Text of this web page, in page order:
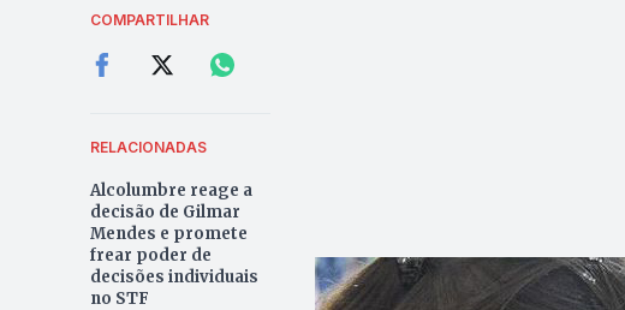
COMPARTILHAR
RELACIONADAS
Alcolumbre reage a
decisão de Gilmar
Mendes e promete
frear poder de
decisões individuais
no STF